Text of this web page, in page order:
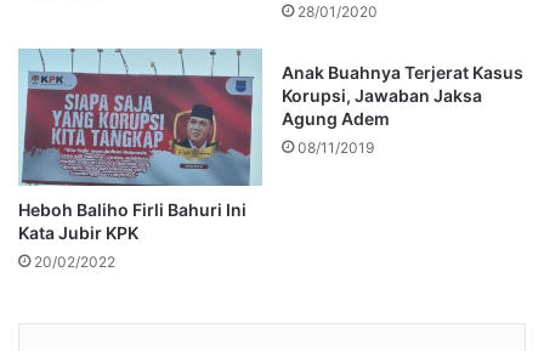
28/01/2020
Heboh Baliho Firli Bahuri Ini
Kata Jubir KPK
20/02/2022
Anak Buahnya Terjerat Kasus
Korupsi, Jawaban Jaksa
Agung Adem
08/11/2019